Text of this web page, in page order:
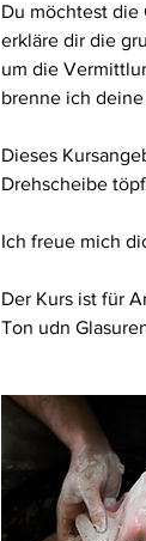
Du möchtest die
erkläre dir die
um die
brenne ich
Dieses
Drehscheibe
Ich freue mich
Der Kurs ist für
Ton udn